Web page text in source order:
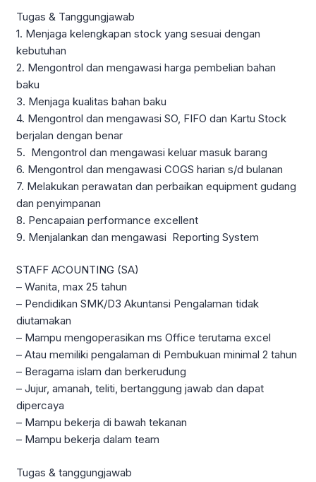
Tugas & Tanggungjawab
1. Menjaga kelengkapan stock yang sesuai dengan
kebutuhan
2. Mengontrol dan mengawasi harga pembelian bahan
baku
3. Menjaga kualitas bahan baku
4. Mengontrol dan mengawasi SO, FIFO dan Kartu Stock
berjalan dengan benar
5. Mengontrol dan mengawasi keluar masuk barang
6. Mengontrol dan mengawasi COGS harian s/d bulanan
7. Melakukan perawatan dan perbaikan equipment gudang
dan penyimpanan
8. Pencapaian performance excellent
9. Menjalankan dan mengawasi Reporting System
STAFF ACOUNTING (SA)
– Wanita, max 25 tahun
– Pendidikan SMK/D3 Akuntansi Pengalaman tidak
diutamakan
– Mampu mengoperasikan ms Office terutama excel
– Atau memiliki pengalaman di Pembukuan minimal 2 tahun
– Beragama islam dan berkerudung
– Jujur, amanah, teliti, bertanggung jawab dan dapat
dipercaya
– Mampu bekerja di bawah tekanan
– Mampu bekerja dalam team
Tugas & tanggungjawab